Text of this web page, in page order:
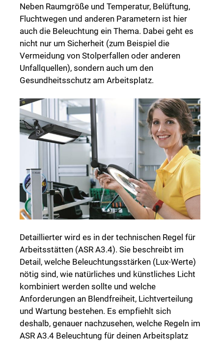
Neben Raumgröße und Temperatur, Belüftung,
Fluchtwegen und anderen Parametern ist hier
auch die Beleuchtung ein Thema. Dabei geht es
nicht nur um Sicherheit (zum Beispiel die
Vermeidung von Stolperfallen oder anderen
Unfallquellen), sondern auch um den
Gesundheitsschutz am Arbeitsplatz.
Detaillierter wird es in der technischen Regel für
Arbeitsstätten (ASR A3.4). Sie beschreibt im
Detail, welche Beleuchtungsstärken (Lux-Werte)
nötig sind, wie natürliches und künstliches Licht
kombiniert werden sollte und welche
Anforderungen an Blendfreiheit, Lichtverteilung
und Wartung bestehen. Es empfiehlt sich
deshalb, genauer nachzusehen, welche Regeln im
ASR A3.4 Beleuchtung für deinen Arbeitsplatz